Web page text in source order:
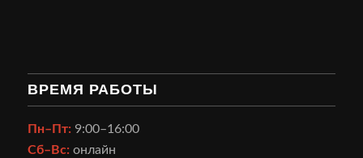
ВРЕМЯ РАБОТЫ
Пн–Пт:9:00–16:00
Сб–Вс:онлайн